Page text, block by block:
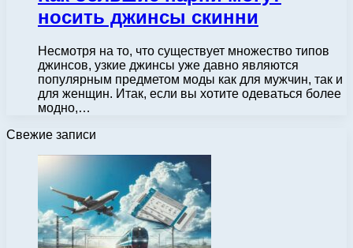
носить джинсы скинни
Несмотря на то, что существует множество типов
джинсов, узкие джинсы уже давно являются
популярным предметом моды как для мужчин, так и
для женщин. Итак, если вы хотите одеваться более
модно,…
Свежие записи